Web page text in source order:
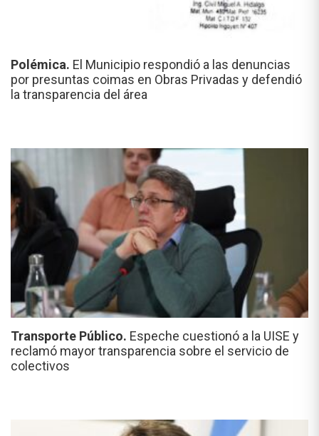
Polémica. El Municipio respondió a las denuncias
por presuntas coimas en Obras Privadas y defendió
la transparencia del área
Transporte Público. Espeche cuestionó a la UISE y
reclamó mayor transparencia sobre el servicio de
colectivos